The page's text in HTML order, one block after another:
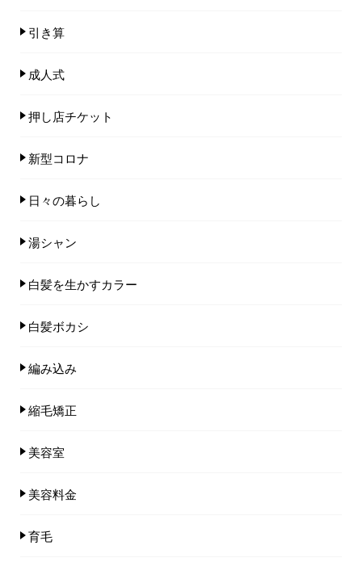
引き算
成人式
押し店チケット
新型コロナ
日々の暮らし
湯シャン
白髪を生かすカラー
白髪ボカシ
編み込み
縮毛矯正
美容室
美容料金
育毛